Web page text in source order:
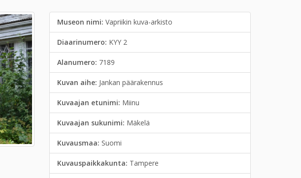
Museon nimi:Vapriikin kuva-arkisto
Diaarinumero: KYY 2
Alanumero: 7189
Kuvan aihe: Jankan päärakennus
Kuvaajan etunimi: Miinu
Kuvaajan sukunimi: Mäkelä
Kuvausmaa: Suomi
Kuvauspaikkakunta: Tampere